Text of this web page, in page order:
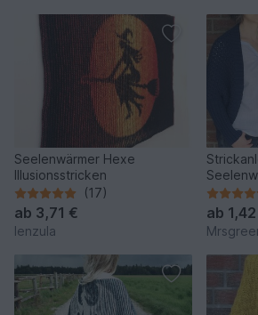
Seelenwärmer Hexe
Illusionsstricken
(17)
ab 3,71 €
lenzula
ab